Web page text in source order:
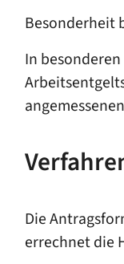
Besonderheit
In
Die
errechnet die